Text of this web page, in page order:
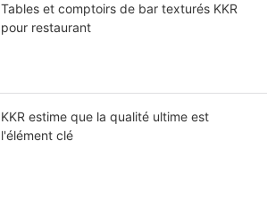
Tables et comptoirs de bar texturés KKR
pour restaurant
KKR estime que la qualité ultime est
l'élément clé